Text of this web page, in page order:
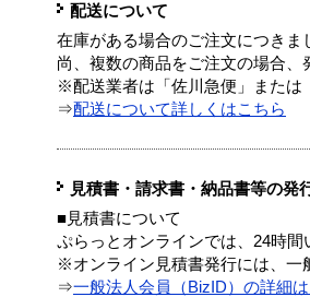
配送について
在庫がある場合のご注文につきま
尚、複数の商品をご注文の場合、
※配送業者は「佐川急便」または
⇒配送について詳しくはこちら
見積書・請求書・納品書等の発
■見積書について
ぷらっとオンラインでは、24時間
※オンライン見積書発行には、一
⇒一般法人会員（BizID）の詳細